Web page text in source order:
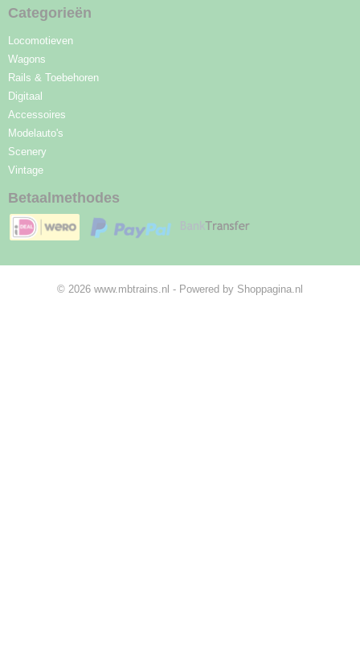
Categorieën
Locomotieven
Wagons
Rails & Toebehoren
Digitaal
Accessoires
Modelauto's
Scenery
Vintage
Betaalmethodes
© 2026 www.mbtrains.nl - Powered by Shoppagina.nl